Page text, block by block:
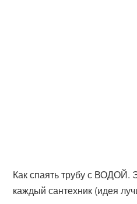
Как спаять трубу с ВОДОЙ.
каждый сантехник (идея